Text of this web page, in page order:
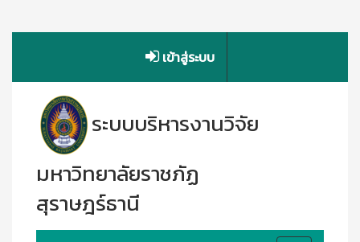
เข้าสู่ระบบ
ระบบบริหารงานวิจัย
มหาวิทยาลัยราชภัฏ
สุราษฎร์ธานี